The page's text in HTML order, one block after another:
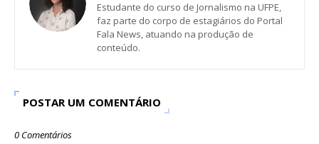
Estudante do curso de Jornalismo na UFPE,
faz parte do corpo de estagiários do Portal
Fala News, atuando na produção de
conteúdo.
POSTAR UM COMENTÁRIO
0 Comentários